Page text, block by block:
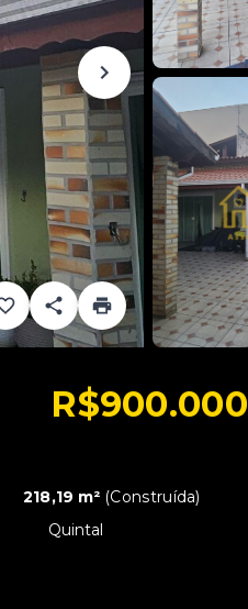
R$900.000
218,19 m² (Construída)
Quintal